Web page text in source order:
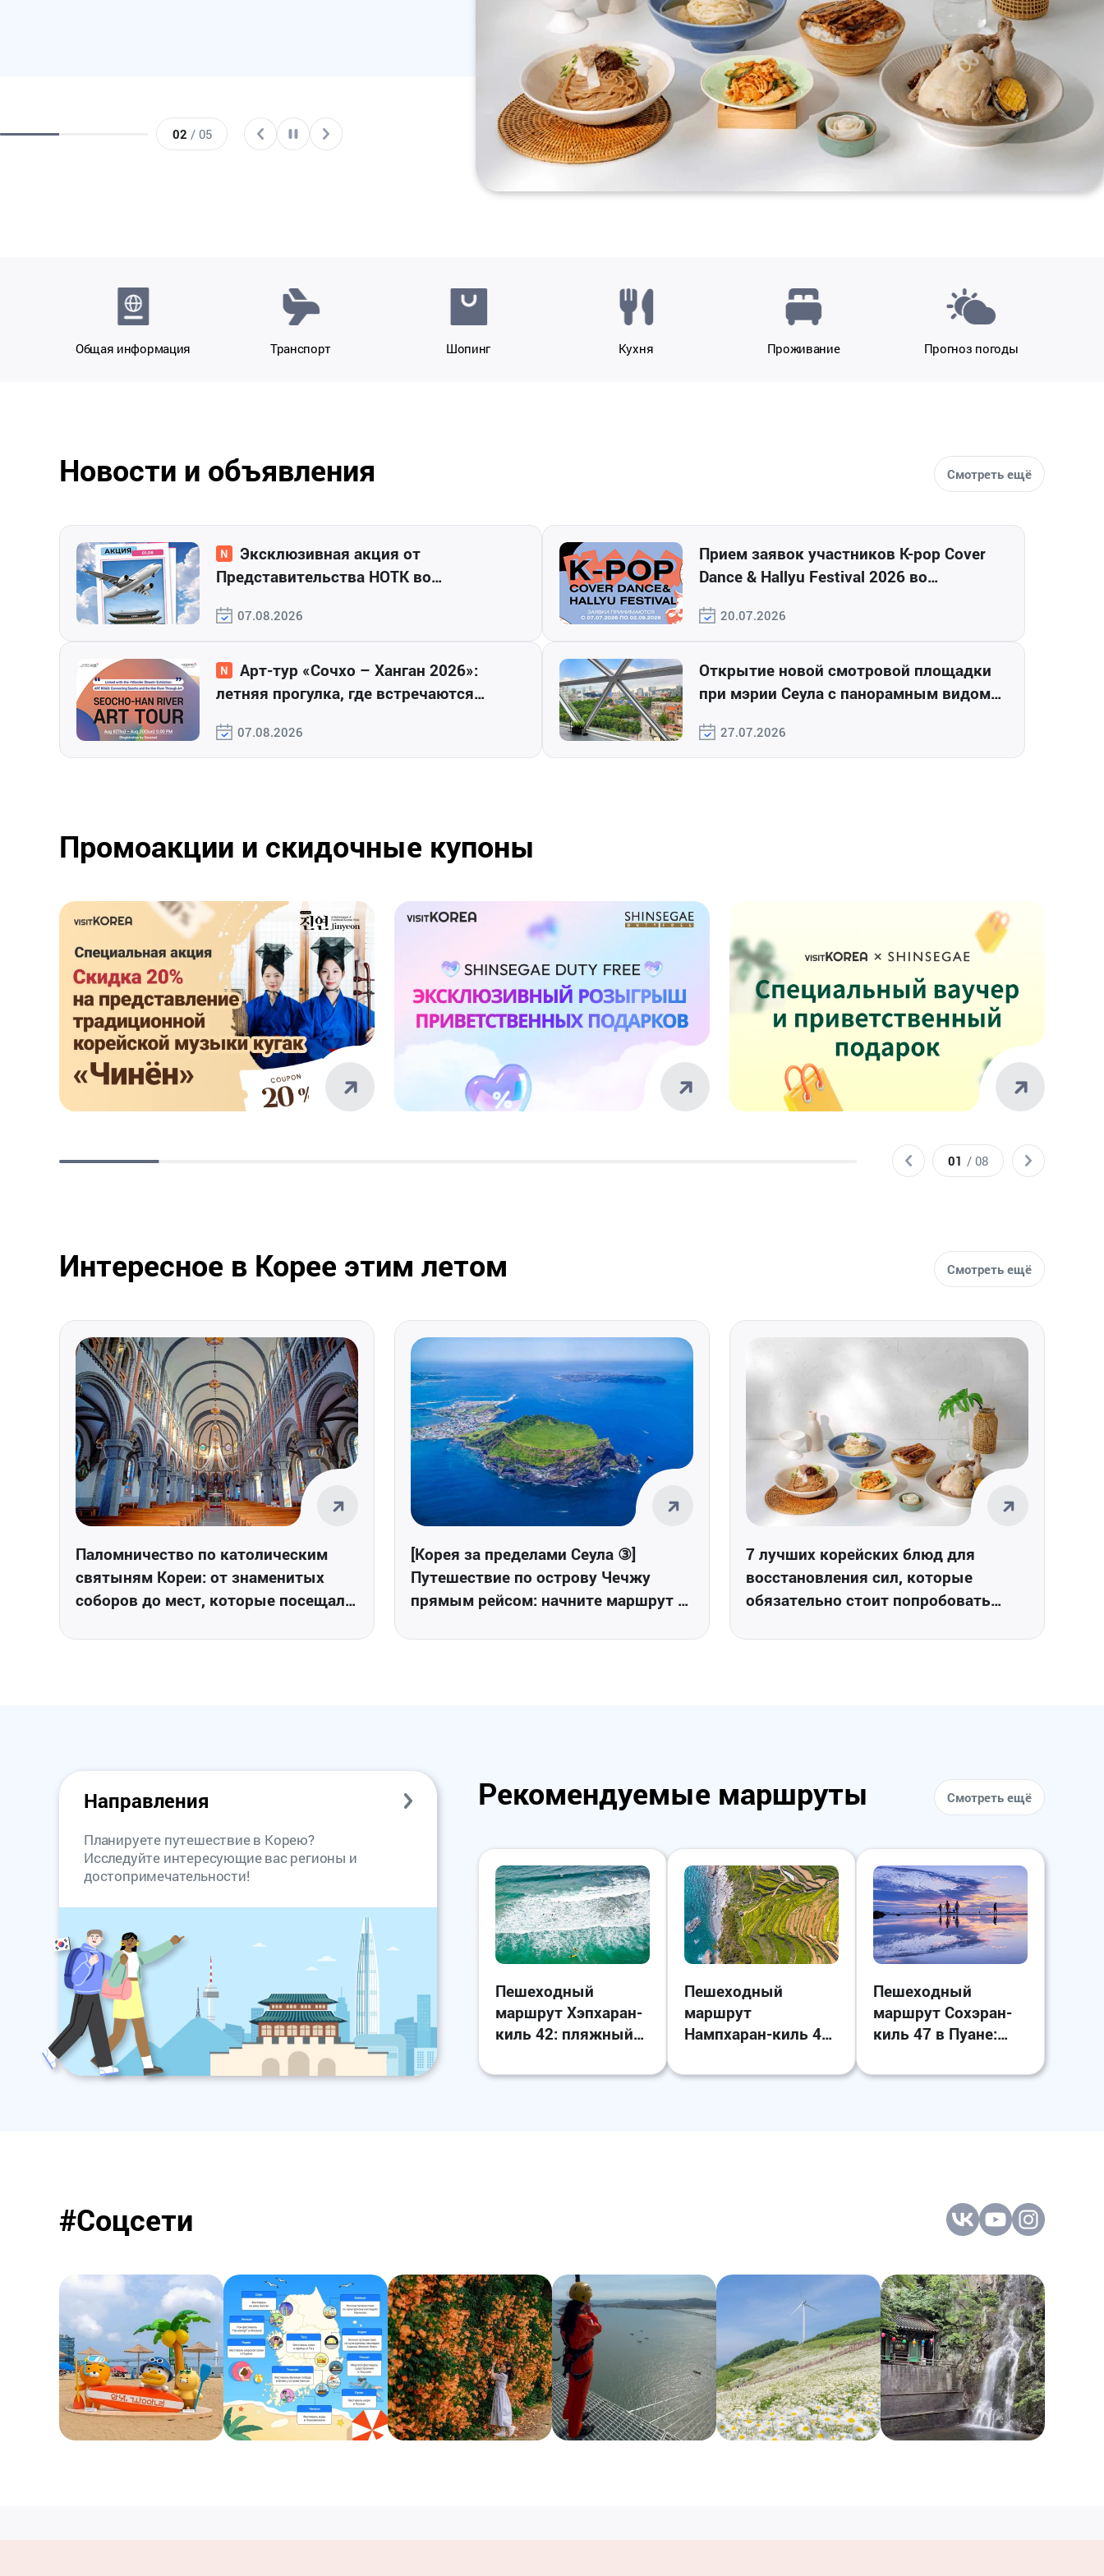
через Международный
аэропорт Чхончжу
03 / 05
Общая информация Транспорт Шопинг Кухня Проживание Прогноз погоды
Новости и объявления Смотреть ещё
Представительства НОТК во
магазинов «Каори»
07.08.2026
Прием заявок участников K-pop Cover
Dance & Hallyu Festival 2026 во
20.07.2026
летняя прогулка, где встречаются
07.08.2026
Открытие новой смотровой площадки
при мэрии Сеула с панорамным видом
27.07.2026
Промоакции и скидочные купоны
02 / 08
Интересное в Корее этим летом Смотреть ещё
Паломничество по католическим
святыням Кореи: от знаменитых
соборов до мест, которые посещал
[Корея за пределами Сеула ③]
Путешествие по острову Чечжу
прямым рейсом: начните маршрут в
7 лучших корейских блюд для
восстановления сил, которые
обязательно стоит попробовать
Направления
Планируете путешествие в Корею?
Исследуйте интересующие вас регионы и
достопримечательности!
Рекомендуемые маршруты Смотреть ещё
Пешеходный
маршрут Хэпхаран-
киль 42: пляжный
лучших пейзажей
Пешеходный
маршрут
Нампхаран-киль 42
края Корейского
Пешеходный
маршрут Сохэран-
киль 47 в Пуане:
побережья на
#Соцсети